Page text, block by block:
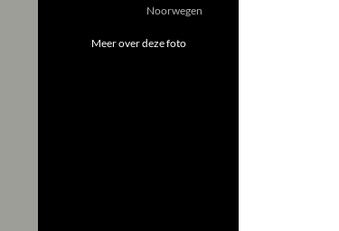
Noorwegen
Meer over deze foto